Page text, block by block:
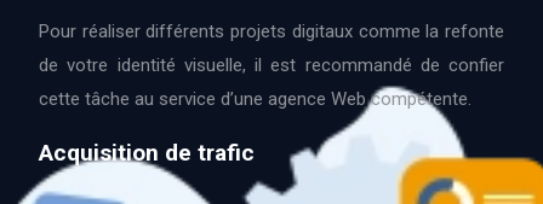
Pour réaliser différents projets digitaux comme la refonte
de votre identité visuelle, il est recommandé de confier
cette tâche au service d’une agence Web compétente.
Acquisition de trafic